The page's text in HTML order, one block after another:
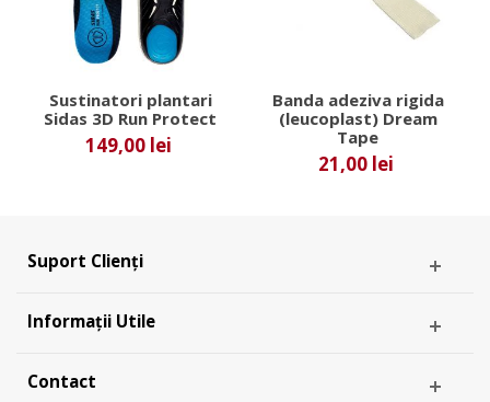
Sustinatori plantari
Sidas 3D Run Protect
149,00 lei
Banda adeziva rigida
(leucoplast) Dream
Tape
21,00 lei
Suport Clienți
Informații Utile
Contact